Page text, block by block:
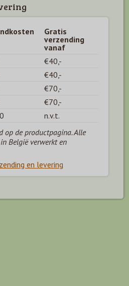
Gratis
verzending
vanaf
€40,-
€40,-
€70,-
€70,-
n.v.t.
op de productpagina. Alle
België verwerkt en
en levering